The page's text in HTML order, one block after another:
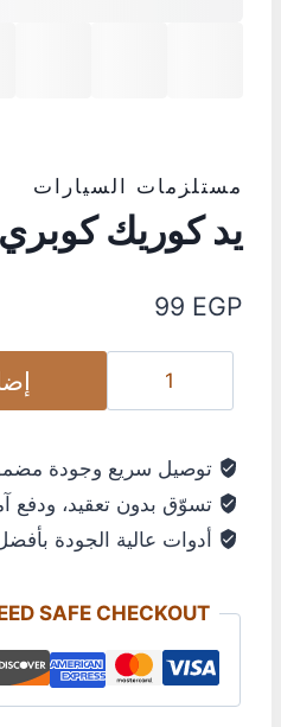
مستلزمات السيارات
يد كوريك
99 EGP
توصيل سريع وجودة
تسوّق بدون تعقيد، ودفع
أدوات عالية الجودة
SAFE CHECKOUT